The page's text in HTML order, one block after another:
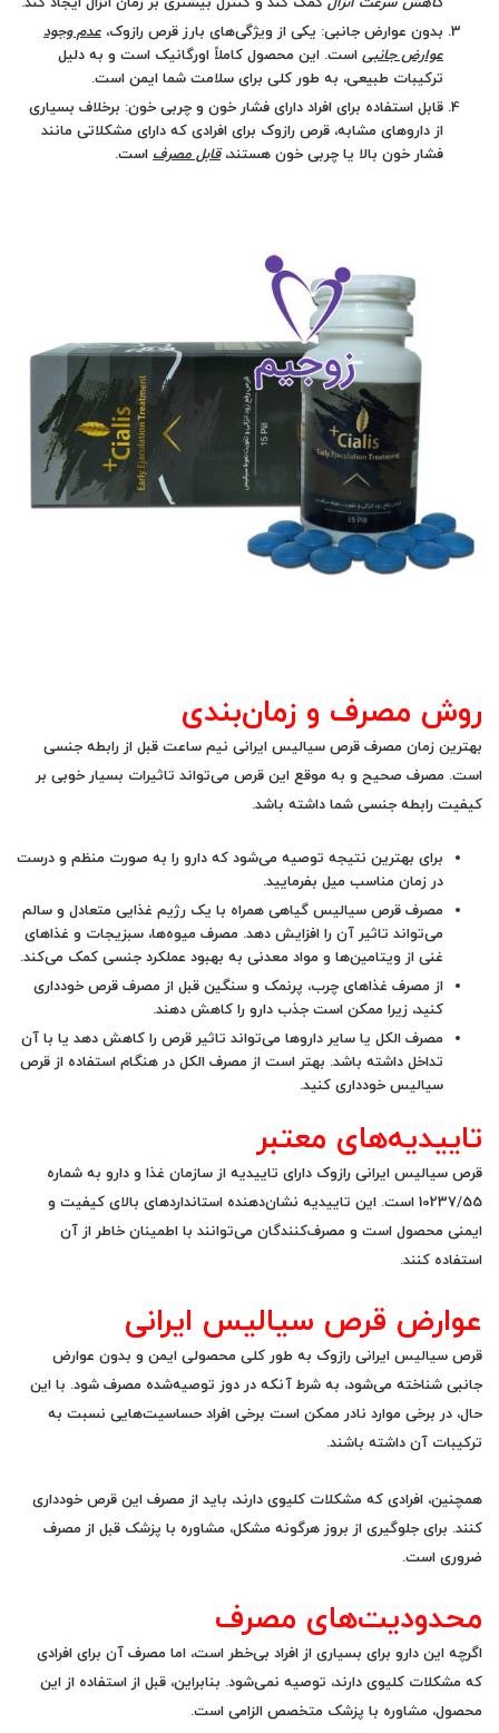
بدون عوارض جانبی: یکی از ویژگی‌های بارز قرص رازوک، عدم وجود
عوارض جانبی است. این محصول کاملاً اورگانیک است و به دلیل
ترکیبات طبیعی، به طور کلی برای سلامت شما ایمن است.
قابل استفاده برای افراد دارای فشار خون و چربی خون: برخلاف بسیاری
از داروهای مشابه، قرص رازوک برای افرادی که دارای مشکلاتی مانند
فشار خون بالا یا چربی خون هستند،قابل مصرف است.
روش مصرف و زمان‌بندی
بهترین زمان مصرف قرص سیالیس ایرانی نیم ساعت قبل از رابطه جنسی
است. مصرف صحیح و به موقع این قرص می‌تواند تاثیرات بسیار خوبی بر
کیفیت رابطه جنسی شما داشته باشد.
برای بهترین نتیجه توصیه می‌شود که دارو را به صورت منظم و درست
در زمان مناسب میل بفرمایید.
مصرف قرص سیالیس گیاهی همراه با یک رژیم غذایی متعادل و سالم
می‌تواند تاثیر آن را افزایش دهد. مصرف میوه‌ها، سبزیجات و غذاهای
غنی از ویتامین‌ها و مواد معدنی به بهبود عملکرد جنسی کمک می‌کند.
از مصرف غذاهای چرب، پرنمک و سنگین قبل از مصرف قرص خودداری
کنید، زیرا ممکن است جذب دارو را کاهش دهند.
مصرف الکل یا سایر داروها می‌تواند تاثیر قرص را کاهش دهد یا با آن
تداخل داشته باشد. بهتر است از مصرف الکل در هنگام استفاده از قرص
سیالیس خودداری کنید.
تاییدیه‌های معتبر
قرص سیالیس ایرانی رازوک دارای تاییدیه از سازمان غذا و دارو به شماره
10237/55 است. این تاییدیه نشان‌دهنده استانداردهای بالای کیفیت و
ایمنی محصول است و مصرف‌کنندگان می‌توانند با اطمینان خاطر از آن
استفاده کنند.
عوارض قرص سیالیس ایرانی
قرص سیالیس ایرانی رازوک به طور کلی محصولی ایمن و بدون عوارض
جانبی شناخته می‌شود، به شرط آنکه در دوز توصیه‌شده مصرف شود. با این
حال، در برخی موارد نادر ممکن است برخی افراد حساسیت‌هایی نسبت به
ترکیبات آن داشته باشند.
همچنین، افرادی که مشکلات کلیوی دارند، باید از مصرف این قرص خودداری
کنند. برای جلوگیری از بروز هرگونه مشکل، مشاوره با پزشک قبل از مصرف
ضروری است.
محدودیت‌های مصرف
اگرچه این دارو برای بسیاری از افراد بی‌خطر است، اما مصرف آن برای افرادی
که مشکلات کلیوی دارند، توصیه نمی‌شود. بنابراین، قبل از استفاده از این
محصول، مشاوره با پزشک متخصص الزامی است.